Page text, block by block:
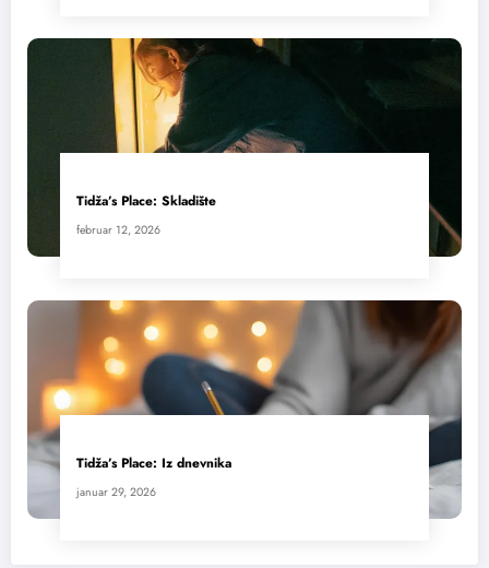
Tidža’s Place: Skladište
februar 12, 2026
Tidža’s Place: Iz dnevnika
januar 29, 2026